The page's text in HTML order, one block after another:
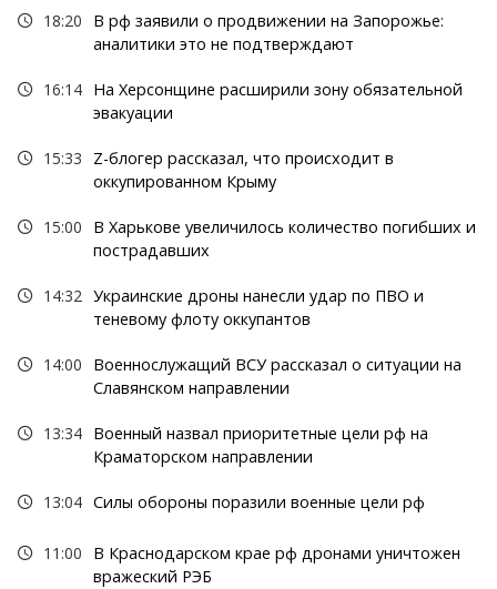
18:20
В рф заявили о продвижении на Запорожье:
аналитики это не подтверждают
16:14 На Херсонщине расширили зону обязательной
эвакуации
15:33
Z-блогер рассказал, что происходит в
оккупированном Крыму
15:00
В Харькове увеличилось количество погибших и
пострадавших
14:32 Украинские дроны нанесли удар по ПВО и
теневому флоту оккупантов
14:00
Военнослужащий ВСУ рассказал о ситуации на
Славянском направлении
13:34 Военный назвал приоритетные цели рф на
Краматорском направлении
13:04 Силы обороны поразили военные цели рф
11:00
В Краснодарском крае рф дронами уничтожен
вражеский РЭБ